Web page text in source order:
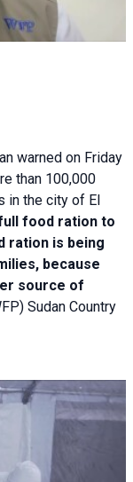
warned on Friday
than 100,000
in the city of El
food ration to
ration is being
because
source of
Sudan Country